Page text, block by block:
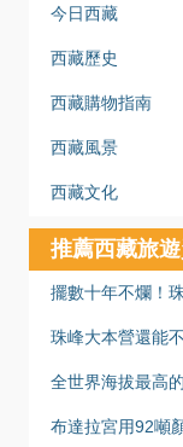
今日西藏
西藏歷史
西藏購物指南
西藏風景
西藏文化
推薦西藏旅
擺數十年不爛！
珠峰大本營還能
全世界海拔最高
布達拉宮用92噸